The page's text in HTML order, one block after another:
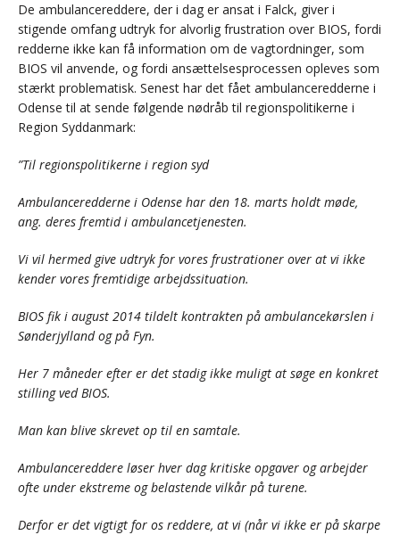
De ambulancereddere, der i dag er ansat i Falck, giver i
stigende omfang udtryk for alvorlig frustration over BIOS, fordi
redderne ikke kan få information om de vagtordninger, som
BIOS vil anvende, og fordi ansættelsesprocessen opleves som
stærkt problematisk. Senest har det fået ambulanceredderne i
Odense til at sende følgende nødråb til regionspolitikerne i
Region Syddanmark:
”Til regionspolitikerne i region syd
Ambulanceredderne i Odense har den 18. marts holdt møde,
ang. deres fremtid i ambulancetjenesten.
Vi vil hermed give udtryk for vores frustrationer over at vi ikke
kender vores fremtidige arbejdssituation.
BIOS fik i august 2014 tildelt kontrakten på ambulancekørslen i
Sønderjylland og på Fyn.
Her 7 måneder efter er det stadig ikke muligt at søge en konkret
stilling ved BIOS.
Man kan blive skrevet op til en samtale.
Ambulancereddere løser hver dag kritiske opgaver og arbejder
ofte under ekstreme og belastende vilkår på turene.
Derfor er det vigtigt for os reddere, at vi (når vi ikke er på skarpe